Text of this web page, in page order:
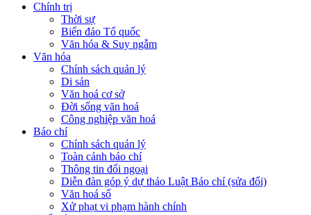
Chính trị
Thời sự
Biển đảo Tổ quốc
Văn hóa & Suy ngẫm
Văn hóa
Chính sách quản lý
Di sản
Văn hoá cơ sở
Đời sống văn hoá
Công nghiệp văn hoá
Báo chí
Chính sách quản lý
Toàn cảnh báo chí
Thông tin đối ngoại
Diễn đàn góp ý dự thảo Luật Báo chí (sửa đổi)
Văn hoá số
Xử phạt vi phạm hành chính